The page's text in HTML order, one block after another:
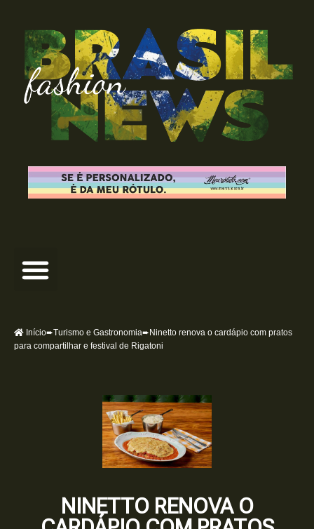
Início➨Turismo e Gastronomia➨Ninetto renova o cardápio com pratos
para compartilhar e festival de Rigatoni
NINETTO RENOVA O